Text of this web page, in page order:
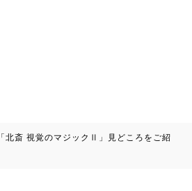
「北斎 視覚のマジックⅡ」見どころをご紹